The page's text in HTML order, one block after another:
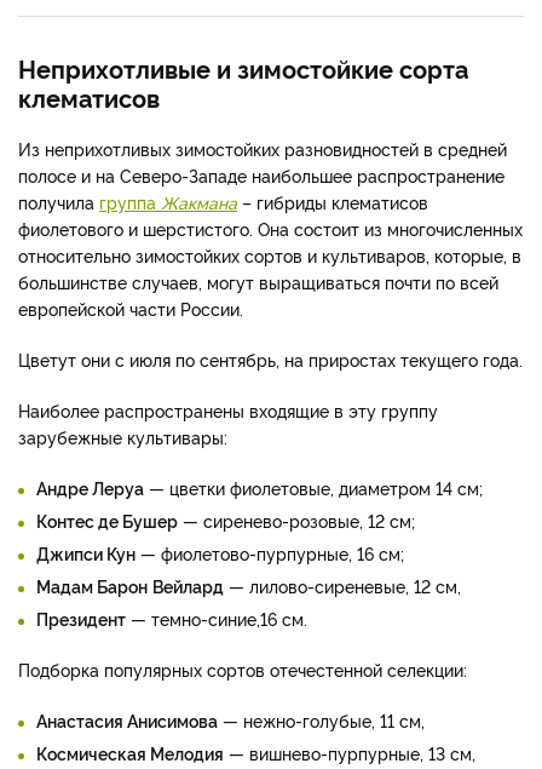
Неприхотливые и зимостойкие сорта
клематисов
Из неприхотливых зимостойких разновидностей в средней
полосе и на Северо-Западе наибольшее распространение
получила группа Жакмана – гибриды клематисов
фиолетового и шерстистого. Она состоит из многочисленных
относительно зимостойких сортов и культиваров, которые, в
большинстве случаев, могут выращиваться почти по всей
европейской части России.
Цветут они с июля по сентябрь, на приростах текущего года.
Наиболее распространены входящие в эту группу
зарубежные культивары:
Андре Леруа — цветки фиолетовые, диаметром 14 см;
Контес де Бушер — сиренево-розовые, 12 см;
Джипси Кун — фиолетово-пурпурные, 16 см;
Мадам Барон Вейлард — лилово-сиреневые, 12 см,
Президент — темно-синие,16 см.
Подборка популярных сортов отечестенной селекции:
Анастасия Анисимова — нежно-голубые, 11 см,
Космическая Мелодия — вишнево-пурпурные, 13 см,